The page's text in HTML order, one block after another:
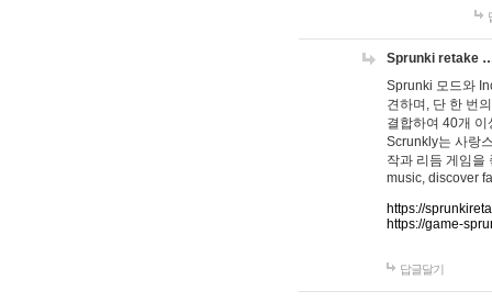
Sprunki retake
Sprunki 모드와
견하며, 단 한 번
결합하여 40개
Scrunkly는 사랑
작과 리듬 게임을
music, discover
https://
https://game-
답글달기